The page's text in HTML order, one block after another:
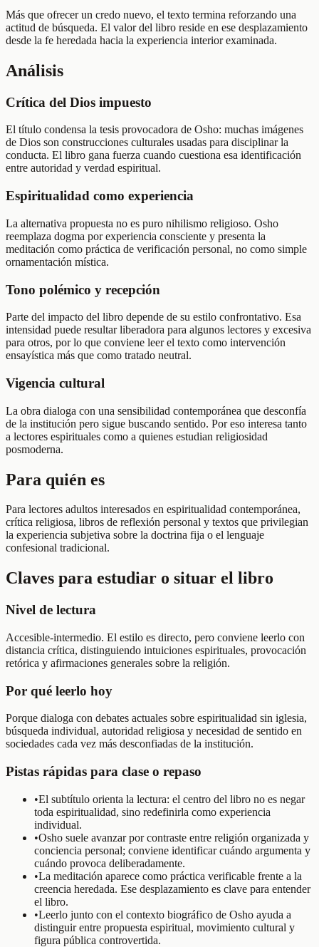
Más que ofrecer un credo nuevo, el texto termina reforzando una
actitud de búsqueda. El valor del libro reside en ese desplazamiento
desde la fe heredada hacia la experiencia interior examinada.
Análisis
Crítica del Dios impuesto
El título condensa la tesis provocadora de Osho: muchas imágenes
de Dios son construcciones culturales usadas para disciplinar la
conducta. El libro gana fuerza cuando cuestiona esa identificación
entre autoridad y verdad espiritual.
Espiritualidad como experiencia
La alternativa propuesta no es puro nihilismo religioso. Osho
reemplaza dogma por experiencia consciente y presenta la
meditación como práctica de verificación personal, no como simple
ornamentación mística.
Tono polémico y recepción
Parte del impacto del libro depende de su estilo confrontativo. Esa
intensidad puede resultar liberadora para algunos lectores y excesiva
para otros, por lo que conviene leer el texto como intervención
ensayística más que como tratado neutral.
Vigencia cultural
La obra dialoga con una sensibilidad contemporánea que desconfía
de la institución pero sigue buscando sentido. Por eso interesa tanto
a lectores espirituales como a quienes estudian religiosidad
posmoderna.
Para quién es
Para lectores adultos interesados en espiritualidad contemporánea,
crítica religiosa, libros de reflexión personal y textos que privilegian
la experiencia subjetiva sobre la doctrina fija o el lenguaje
confesional tradicional.
Claves para estudiar o situar el libro
Nivel de lectura
Accesible-intermedio. El estilo es directo, pero conviene leerlo con
distancia crítica, distinguiendo intuiciones espirituales, provocación
retórica y afirmaciones generales sobre la religión.
Por qué leerlo hoy
Porque dialoga con debates actuales sobre espiritualidad sin iglesia,
búsqueda individual, autoridad religiosa y necesidad de sentido en
sociedades cada vez más desconfiadas de la institución.
Pistas rápidas para clase o repaso
•El subtítulo orienta la lectura: el centro del libro no es negar
toda espiritualidad, sino redefinirla como experiencia
individual.
•Osho suele avanzar por contraste entre religión organizada y
conciencia personal; conviene identificar cuándo argumenta y
cuándo provoca deliberadamente.
•La meditación aparece como práctica verificable frente a la
creencia heredada. Ese desplazamiento es clave para entender
el libro.
•Leerlo junto con el contexto biográfico de Osho ayuda a
distinguir entre propuesta espiritual, movimiento cultural y
figura pública controvertida.